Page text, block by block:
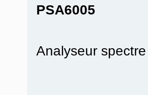
PSA6005
Analyseur